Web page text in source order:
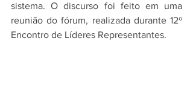
sistema. O discurso foi feito em uma
reunião do fórum, realizada durante 12º
Encontro de Líderes Representantes.